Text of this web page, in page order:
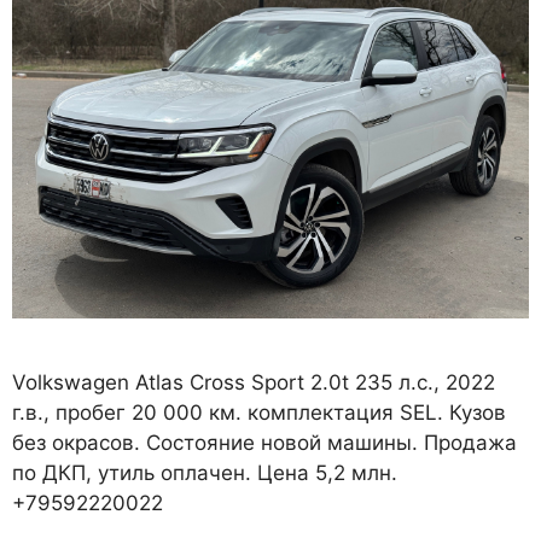
Volkswagen Atlas Cross Sport 2.0t 235 л.с., 2022
г.в., пробег 20 000 км. комплектация SEL. Кузов
без окрасов. Состояние новой машины. Продажа
по ДКП, утиль оплачен. Цена 5,2 млн.
+79592220022